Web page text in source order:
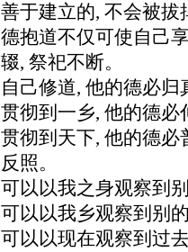
善于建立的, 不会被
德抱道不仅可使自己
辍, 祭祀不断。
自己修道, 他的德必
贯彻到一乡, 他的德必
贯彻到天下, 他的德
反照。
可以以我之身观察到
可以以我乡观察到别
可以以现在观察到过